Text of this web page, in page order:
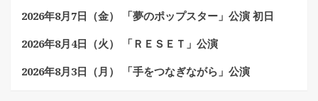
2026年8月7日（金） 「夢のポップスター」公演 初日
2026年8月4日（火） 「ＲＥＳＥＴ」公演
2026年8月3日（月） 「手をつなぎながら」公演